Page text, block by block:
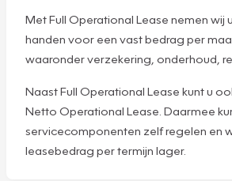
Met Full Operational Lease nemen wij
handen voor een vast bedrag per
waaronder verzekering, onderhoud,
Naast Full Operational Lease kunt u
Netto Operational Lease. Daarmee
servicecomponenten zelf regelen en
leasebedrag per termijn lager.